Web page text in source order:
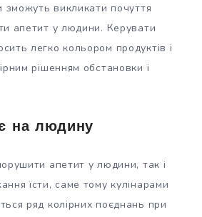
зможуть викликати почуття
апетит у людини. Керувати
легко кольором продуктів і
рішенням обстановки і
на людину
апетит у людини, так і
їсти, саме тому кулінарами
ряд колірних поєднань при